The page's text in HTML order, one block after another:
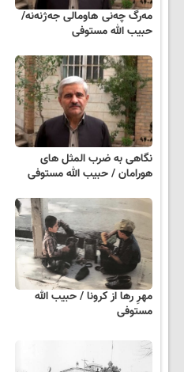
مەرگ چەنی ھاومالی جەژنەنە/
حبیب الله مستوفی
نگاهی به ضرب المثل های
هورامان / حبیب الله مستوفی
مهرِ رها از کرونا / حبیب الله
مستوفی